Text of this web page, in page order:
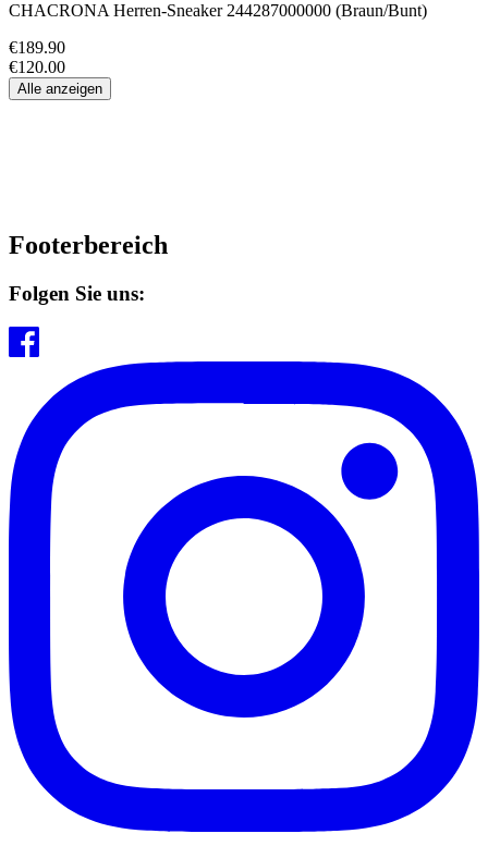
CHACRONA Herren-Sneaker 244287000000 (Braun/Bunt)
€189.90
€120.00
Alle anzeigen
Footerbereich
Folgen Sie uns: